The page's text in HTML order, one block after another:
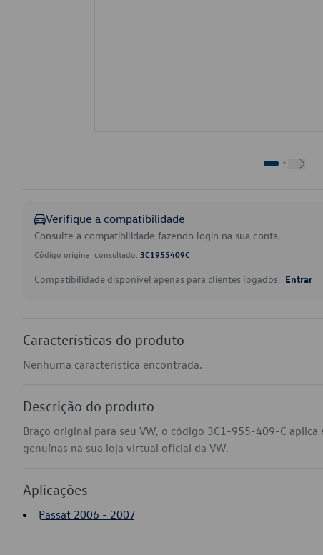
Verifique a compatibilidade
Consulte a compatibilidade fazendo login na sua conta.
Código original consultado: 3C1955409C
Compatibilidade disponível apenas para clientes logados. Entrar
Características do produto
Nenhuma característica encontrada.
Descrição do produto
Braço original para seu VW, o código 3C1-955-409-C aplica
genuínas na sua loja virtual oficial da VW.
Aplicações
Passat 2006 - 2007